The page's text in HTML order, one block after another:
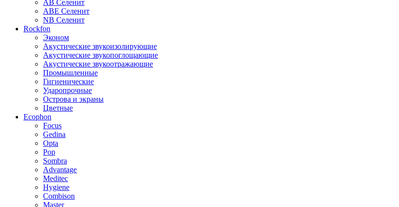
AB Селенит
ABE Селенит
NB Селенит
Rockfon
Эконом
Акустические звукоизолирующие
Акустические звукопоглощающие
Акустические звукоотражающие
Промышленные
Гигиенические
Ударопрочные
Острова и экраны
Цветные
Ecophon
Focus
Gedina
Opta
Pop
Sombra
Advantage
Meditec
Hygiene
Combison
Master